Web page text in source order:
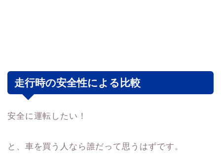
走行時の安全性による比較
安全に運転したい！
と、車を買う人なら誰だって思うはずです。